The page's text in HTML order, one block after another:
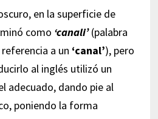
en la superficie de
como ‘canali’(palabra
a un ‘canal’), pero
al inglés utilizó un
adecuado, dando pie al
poniendo la forma